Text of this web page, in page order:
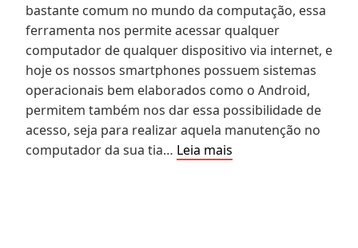
bastante comum no mundo da computação, essa
ferramenta nos permite acessar qualquer
computador de qualquer dispositivo via internet, e
hoje os nossos smartphones possuem sistemas
operacionais bem elaborados como o Android,
permitem também nos dar essa possibilidade de
acesso, seja para realizar aquela manutenção no
computador da sua tia… Leia mais